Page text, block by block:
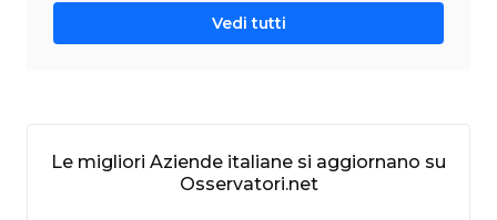
Vedi tutti
Le migliori Aziende italiane si aggiornano su
Osservatori.net